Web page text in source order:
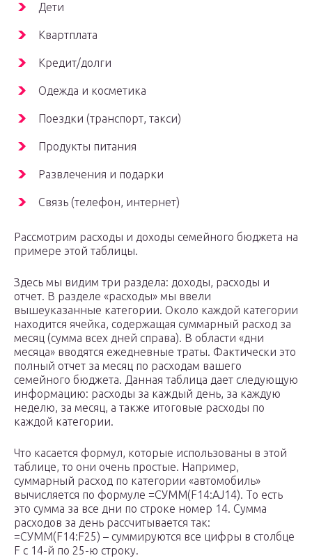
Дети
Квартплата
Кредит/долги
Одежда и косметика
Поездки (транспорт, такси)
Продукты питания
Развлечения и подарки
Связь (телефон, интернет)
Рассмотрим расходы и доходы семейного бюджета на
примере этой таблицы.
Здесь мы видим три раздела: доходы, расходы и
отчет. В разделе «расходы» мы ввели
вышеуказанные категории. Около каждой категории
находится ячейка, содержащая суммарный расход за
месяц (сумма всех дней справа). В области «дни
месяца» вводятся ежедневные траты. Фактически это
полный отчет за месяц по расходам вашего
семейного бюджета. Данная таблица дает следующую
информацию: расходы за каждый день, за каждую
неделю, за месяц, а также итоговые расходы по
каждой категории.
Что касается формул, которые использованы в этой
таблице, то они очень простые. Например,
суммарный расход по категории «автомобиль»
вычисляется по формуле =СУММ(F14:AJ14). То есть
это сумма за все дни по строке номер 14. Сумма
расходов за день рассчитывается так:
=СУММ(F14:F25) – суммируются все цифры в столбце
F c 14-й по 25-ю строку.